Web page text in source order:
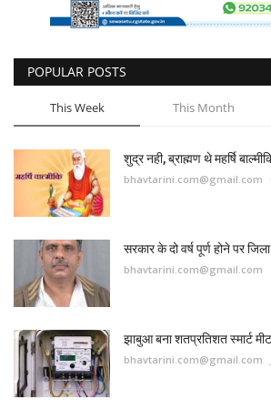
POPULAR POSTS
This Week This Month
शुद्र नही, ब्राह्मण थे महर्षि
bhavtarini.com@gmail.com
सरकार के दो वर्ष पूर्ण होने पर
bhavtarini.com@gmail.com
झाबुआ बना शतप्रतिशत स्मार्ट
bhavtarini.com@gmail.com